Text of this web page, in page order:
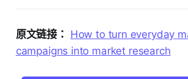
原文链接： How to turn everyday
campaigns into market research